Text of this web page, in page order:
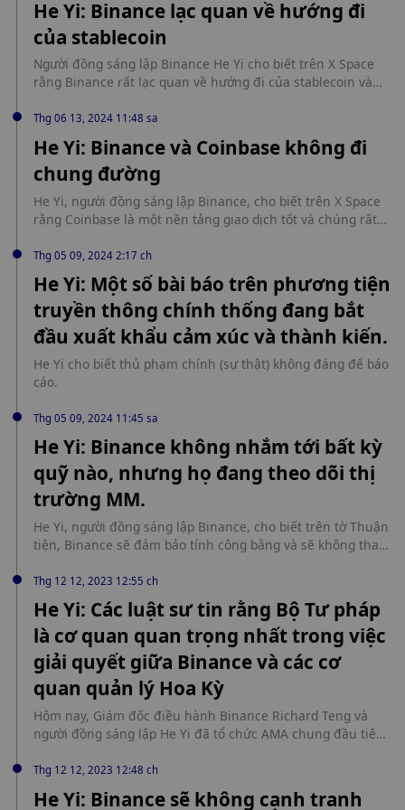
المزيفة على الرغم من أن قطاع عملات الميم يبدو أنه أكثر شعبية من
أي وقت مضى، إلا أن هناك... source:
https://ar.beincrypto.com/66906/
He Yi: Binance lạc quan về hướng đi
của stablecoin
Người đồng sáng lập Binance He Yi cho biết trên X Space
rằng Binance rất lạc quan về hướng đi của stablecoin và
Thg 06 13, 2024 11:48 sa
He Yi: Binance và Coinbase không đi
chung đường
He Yi, người đồng sáng lập Binance, cho biết trên X Space
rằng Coinbase là một nền tảng giao dịch tốt và chúng rất
những con đường hoàn toàn khác nhau trong ngành công
nghiệp blockchain.
Thg 05 09, 2024 2:17 ch
He Yi: Một số bài báo trên phương tiện
truyền thông chính thống đang bắt
đầu xuất khẩu cảm xúc và thành kiến.
He Yi cho biết thủ phạm chính (sự thật) không đáng để báo
cáo.
Thg 05 09, 2024 11:45 sa
He Yi: Binance không nhắm tới bất kỳ
quỹ nào, nhưng họ đang theo dõi thị
trường MM.
He Yi, người đồng sáng lập Binance, cho biết trên tờ Thuận
tiện, Binance sẽ đảm bảo tính công bằng và sẽ không tham
các cơ quan quản lý khác.
Thg 12 12, 2023 12:55 ch
He Yi: Các luật sư tin rằng Bộ Tư pháp
là cơ quan quan trọng nhất trong việc
giải quyết giữa Binance và các cơ
quan quản lý Hoa Kỳ
Hôm nay, Giám đốc điều hành Binance Richard Teng và
người đồng sáng lập He Yi đã tổ chức AMA chung đầu tiên
chưa giải quyết xong với SEC” và cho biết theo cách giải
thích của luật sư, Bộ Tư pháp là cơ quan quan trọng nhất
(không phải SEC) trong việc giải quyết giữa Binance và cơ
Thg 12 12, 2023 12:48 ch
He Yi: Binance sẽ không cạnh tranh